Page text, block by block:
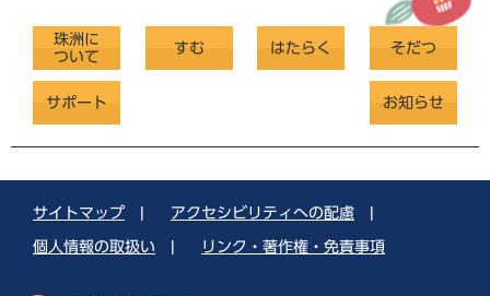
珠洲に
ついて
すむ はたらく そだつ
サポート お知らせ
サイトマップ アクセシビリティへの配慮
個人情報の取扱い リンク・著作権・免責事項